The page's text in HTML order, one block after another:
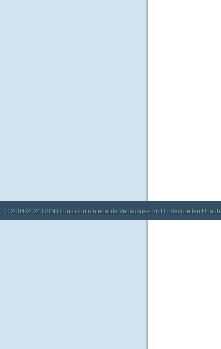
© 2004-2024 GSM Grundschulmaterial.de Verlagsges. mbH · Seychellen Urlaub